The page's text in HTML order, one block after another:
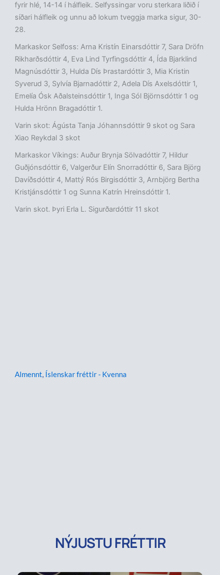
fyrir hlé, 14-14 í hálfleik. Selfyssingar voru sterkara liðið í
síðari hálfleik og unnu að lokum tveggja marka sigur, 30-
28.
Markaskor Selfoss: Arna Kristín Einarsdóttir 7, Sara Dröfn
Rikharðsdóttir 4, Eva Lind Tyrfingsdóttir 4, Ída Bjarklind
Magnúsdóttir 3, Hulda Dís Þrastardóttir 3, Mia Kristin
Syverud 3, Sylvía Bjarnadóttir 2, Adela Dís Axelsdóttir 1,
Emelía Ósk Aðalsteinsdóttir 1, Inga Sól Björnsdóttir 1 og
Hulda Hrönn Bragadóttir 1.
Varin skot: Ágústa Tanja Jóhannsdóttir 9 skot og Sara
Xiao Reykdal 3 skot
Markaskor Víkings: Auður Brynja Sölvadóttir 7, Hildur
Guðjónsdóttir 6, Valgerður Elín Snorradóttir 6, Sara Björg
Davíðsdóttir 4, Mattý Rós Birgisdóttir 3, Arnbjörg Bertha
Kristjánsdóttir 1 og Sunna Katrín Hreinsdóttir 1.
Varin skot. Þyri Erla L. Sigurðardóttir 11 skot
Almennt, Íslenskar fréttir - Kvenna
NÝJUSTU FRÉTTIR